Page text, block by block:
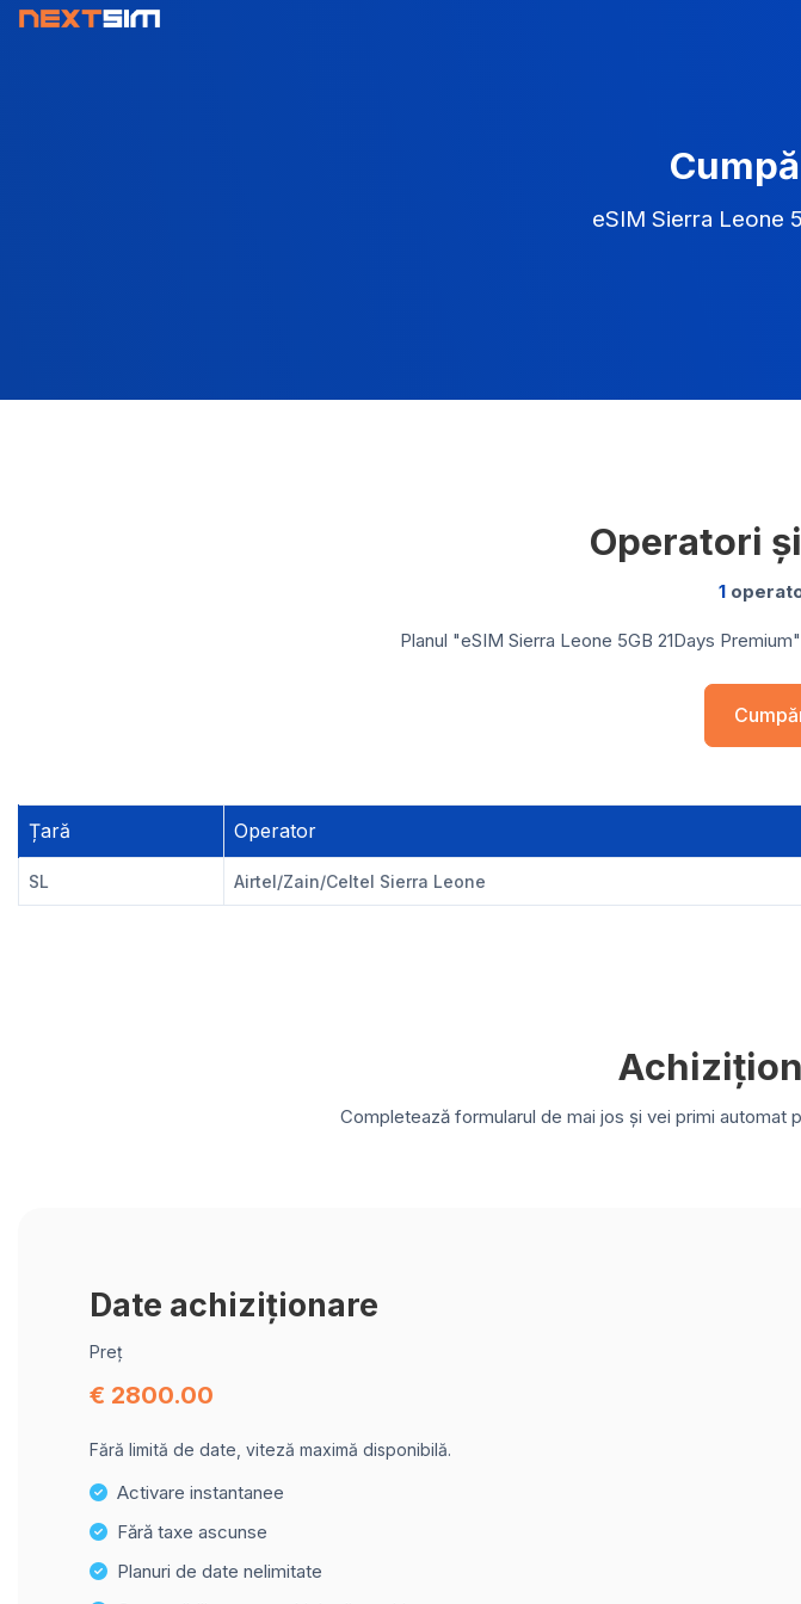
eSIM Sierra Leone
Operatori
1
Planul "eSIM Sierra Leone 5GB 21Days
Țară Operator
SL Airtel/Zain/Celtel Sierra Leone
Completează formularul de mai jos și vei primi
Date achiziționare
Preț
€ 2800.00
Fără limită de date, viteză maximă disponibilă.
Activare instantanee
Fără taxe ascunse
Planuri de date nelimitate